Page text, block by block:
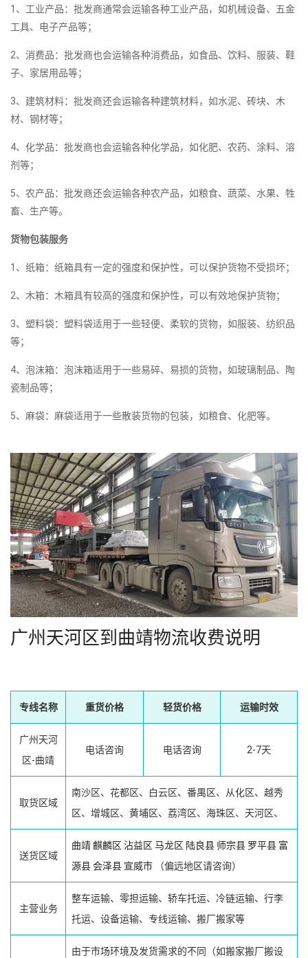
1、工业产品：批发商通常会运输各种工业产品，如机械设备、五金
工具、电子产品等；
2、消费品：批发商也会运输各种消费品，如食品、饮料、服装、鞋
子、家居用品等；
3、建筑材料：批发商还会运输各种建筑材料，如水泥、砖块、木
材、钢材等；
4、化学品：批发商也会运输各种化学品，如化肥、农药、涂料、溶
剂等；
5、农产品：批发商还会运输各种农产品，如粮食、蔬菜、水果、牲
畜、生产等。
货物包装服务
1、纸箱：纸箱具有一定的强度和保护性，可以保护货物不受损坏；
2、木箱：木箱具有较高的强度和保护性，可以有效地保护货物；
3、塑料袋：塑料袋适用于一些轻便、柔软的货物，如服装、纺织品
等；
4、泡沫箱：泡沫箱适用于一些易碎、易损的货物，如玻璃制品、陶
瓷制品等；
5、麻袋：麻袋适用于一些散装货物的包装，如粮食、化肥等。
广州天河区到曲靖物流收费说明
专线名称 重货价格 轻货价格 运输时效
广州天河
区-曲靖
电话咨询 电话咨询 2-7天
取货区域
南沙区、花都区、白云区、番禺区、从化区、越秀
区、增城区、黄埔区、荔湾区、海珠区、天河区、
送货区域
曲靖麒麟区 沾益区 马龙区 陆良县 师宗县 罗平县 富
源县会泽县 宣威市 （偏远地区请咨询）
主营业务
整车运输、零担运输、轿车托运、冷链运输、行李
托运、设备运输、专线运输、搬厂搬家等
由于市场环境及发货需求的不同（如搬家搬厂搬设